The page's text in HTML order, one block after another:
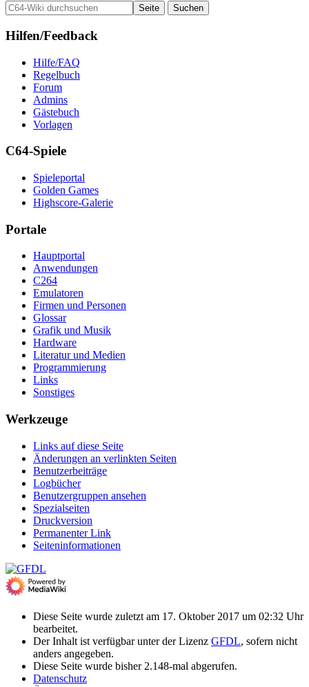
Hilfen/Feedback
Hilfe/FAQ
Regelbuch
Forum
Admins
Gästebuch
Vorlagen
C64-Spiele
Spieleportal
Golden Games
Highscore-Galerie
Portale
Hauptportal
Anwendungen
C264
Emulatoren
Firmen und Personen
Glossar
Grafik und Musik
Hardware
Literatur und Medien
Programmierung
Links
Sonstiges
Werkzeuge
Links auf diese Seite
Änderungen an verlinkten Seiten
Benutzerbeiträge
Logbücher
Benutzergruppen ansehen
Spezialseiten
Druckversion
Permanenter Link
Seiten­­informationen
Diese Seite wurde zuletzt am 17. Oktober 2017 um 02:32 Uhr
bearbeitet.
Der Inhalt ist verfügbar unter der Lizenz GFDL, sofern nicht
anders angegeben.
Diese Seite wurde bisher 2.148-mal abgerufen.
Datenschutz